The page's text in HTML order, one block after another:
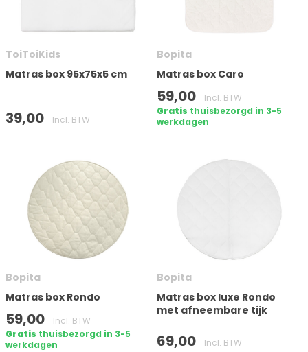
Merk
Filter toepassen
ToiToiKids
Matras box 95x75x5 cm
39,00 Incl. BTW
Bopita
Matras box Caro
59,00
Incl. BTW
Gratis thuisbezorgd in 3-5
werkdagen
Bopita
Matras box Rondo
59,00
Incl. BTW
Gratis thuisbezorgd in 3-5
werkdagen
Bopita
Matras box luxe Rondo
met afneembare tijk
69,00 Incl. BTW